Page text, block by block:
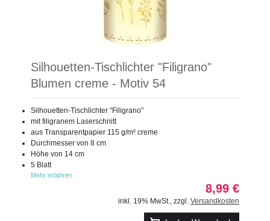
Silhouetten-Tischlichter "Filigrano"
Blumen creme - Motiv 54
Silhouetten-Tischlichter "Filigrano"
mit filigranem Laserschnitt
aus Transparentpapier 115 g/m² creme
Durchmesser von 8 cm
Höhe von 14 cm
5 Blatt
Mehr erfahren
8,99 €
inkl. 19% MwSt. zzgl. Versandkosten